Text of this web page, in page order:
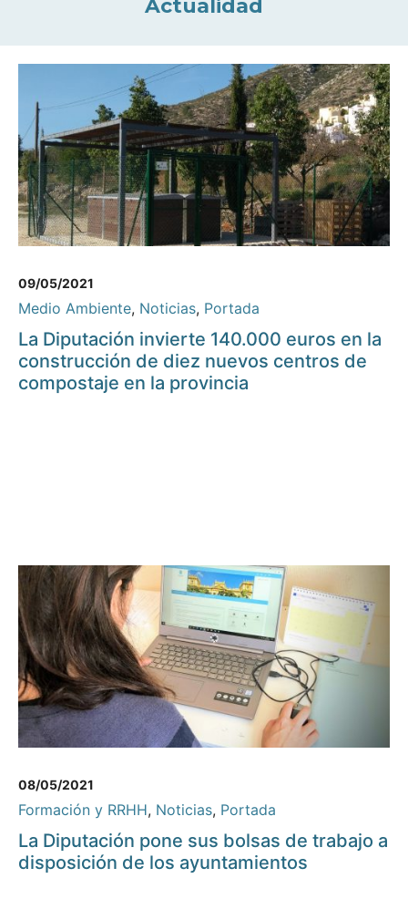
Actualidad
09/05/2021
Medio Ambiente, Noticias, Portada
La Diputación invierte 140.000 euros en la
construcción de diez nuevos centros de
compostaje en la provincia
08/05/2021
Formación y RRHH, Noticias, Portada
La Diputación pone sus bolsas de trabajo a
disposición de los ayuntamientos